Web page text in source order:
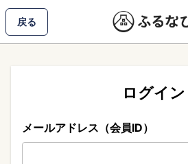
戻る
ログイン
メールアドレス（会員ID）